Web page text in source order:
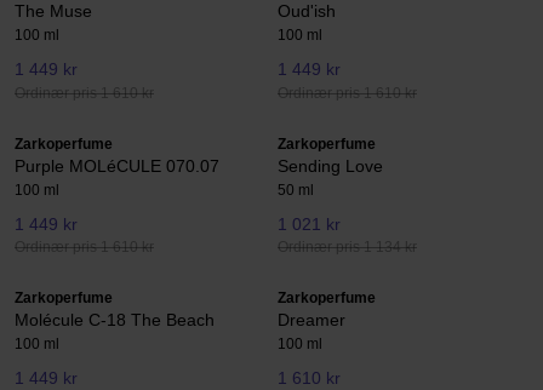
The Muse
100 ml
1 449 kr
Ordinær pris 1 610 kr
Oud'ish
100 ml
1 449 kr
Ordinær pris 1 610 kr
Zarkoperfume
Purple MOLéCULE 070.07
100 ml
1 449 kr
Ordinær pris 1 610 kr
Zarkoperfume
Sending Love
50 ml
1 021 kr
Ordinær pris 1 134 kr
Zarkoperfume
Molécule C-18 The Beach
100 ml
1 449 kr
Zarkoperfume
Dreamer
100 ml
1 610 kr